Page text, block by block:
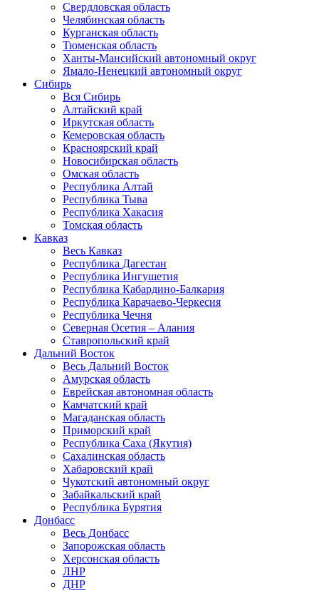
Свердловская область
Челябинская область
Курганская область
Тюменская область
Ханты-Мансийский автономный округ
Ямало-Ненецкий автономный округ
Сибирь
Вся Сибирь
Алтайский край
Иркутская область
Кемеровская область
Красноярский край
Новосибирская область
Омская область
Республика Алтай
Республика Тыва
Республика Хакасия
Томская область
Кавказ
Весь Кавказ
Республика Дагестан
Республика Ингушетия
Республика Кабардино-Балкария
Республика Карачаево-Черкесия
Республика Чечня
Северная Осетия – Алания
Ставропольский край
Дальний Восток
Весь Дальний Восток
Амурская область
Еврейская автономная область
Камчатский край
Магаданская область
Приморский край
Республика Саха (Якутия)
Сахалинская область
Хабаровский край
Чукотский автономный округ
Забайкальский край
Республика Бурятия
Донбасс
Весь Донбасс
Запорожская область
Херсонская область
ЛНР
ДНР